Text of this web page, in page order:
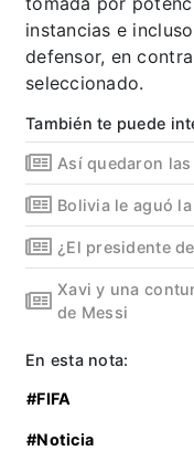
instancias e
defensor, en
seleccionado.
También te puede
Así quedaron
Bolivia le aguó
¿El presidente
Xavi y una
de Messi
En esta nota:
#FIFA
#Noticia